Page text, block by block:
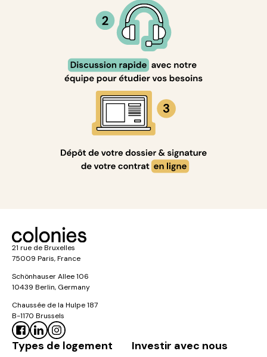
21 rue de Bruxelles
75009 Paris, France
Schönhauser Allee 106
10439 Berlin, Germany
Chaussée de la Hulpe 187
B-1170 Brussels
Types de logement Investir avec nous